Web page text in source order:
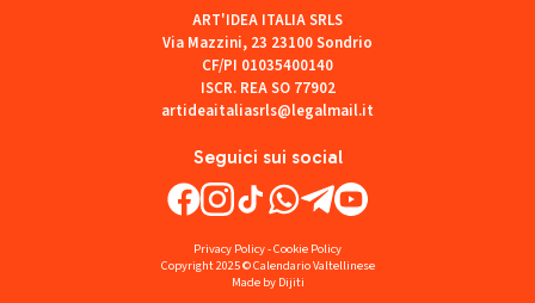
Seguici sui social
ART'IDEA ITALIA SRLS
Via Mazzini, 23 23100 Sondrio
CF/PI 01035400140
ISCR. REA SO 77902
artideaitaliasrls@legalmail.it
Privacy Policy-Cookie Policy
Copyright 2025 © Calendario Valtellinese
Made by Dijiti